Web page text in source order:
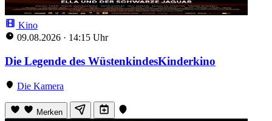
Kino
09.08.2026 · 14:15 Uhr
Die Legende des WüstenkindesKinderkino
Die Kamera
Merken